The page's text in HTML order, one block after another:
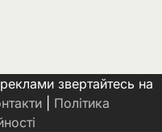
звертайтесь на
| Політика